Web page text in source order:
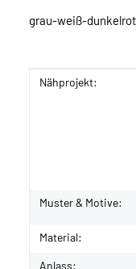
grau-weiß-
Wert
Nähprojekt:
Muster & Motive:
Material:
Anlass: